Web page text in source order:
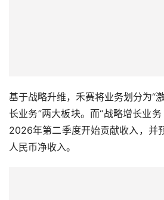
2026年第二季度开始贡献收入，并
人民币净收入。